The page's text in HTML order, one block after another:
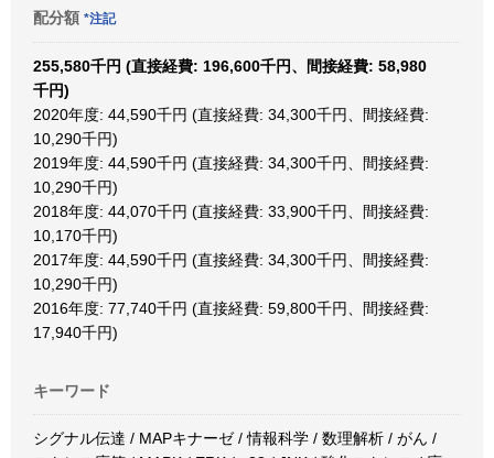
配分額 *注記
255,580千円 (直接経費: 196,600千円、間接経費: 58,980
千円)
2020年度: 44,590千円 (直接経費: 34,300千円、間接経費:
10,290千円)
2019年度: 44,590千円 (直接経費: 34,300千円、間接経費:
10,290千円)
2018年度: 44,070千円 (直接経費: 33,900千円、間接経費:
10,170千円)
2017年度: 44,590千円 (直接経費: 34,300千円、間接経費:
10,290千円)
2016年度: 77,740千円 (直接経費: 59,800千円、間接経費:
17,940千円)
キーワード
シグナル伝達 / MAPキナーゼ / 情報科学 / 数理解析 / がん /